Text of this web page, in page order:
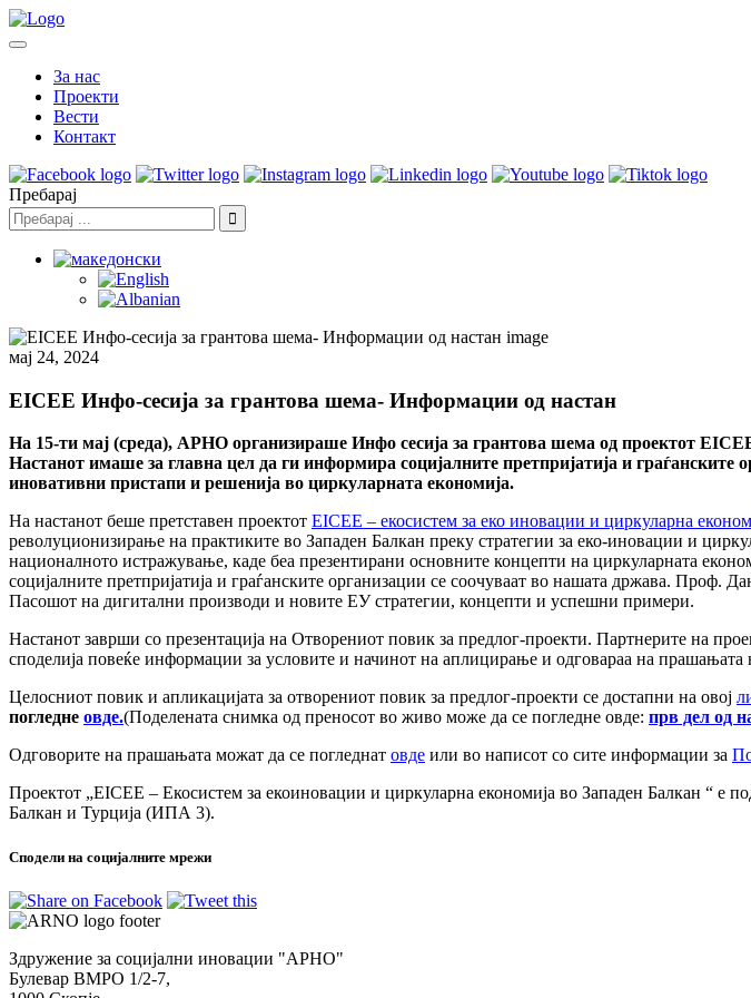
За нас
Проекти
Вести
Контакт
Пребарај
мај 24, 2024
EICEE Инфо-сесија за грантова шема- Информации од настан
На 15-ти мај (среда), АРНО oрганизираше Инфо сесија за грантова шема од проектот
Настанот имаше за главна цел да ги информира социјалните претпријатија и
иновативни пристапи и решенија во циркуларната економија.
На настанот беше претставен проектот EICEE – екосистем за еко иновации и циркуларна
револуционизирање на практиките во Западен Балкан преку стратегии за еко-иновации и
националното истражување, каде беа презентирани основните концепти на циркуларната
социјалните претпријатија и граѓанските организации се соочуваат во нашата држава. Проф.
Пасошот на дигитални производи и новите ЕУ стратегии, концепти и успешни примери.
Настанот заврши со презентација на Отворениот повик за предлог-проекти. Партнерите на
споделија повеќе информации за условите и начинот на аплицирање и одговараа на прашањата
Целосниот повик и апликацијата за отворениот повик за предлог-проекти се достапни на овој
погледне овде.(Поделената снимка од преносот во живо може да се погледне овде: прв дел од
Одговорите на прашањата можат да се погледнат овде или во написот со сите информации за
Проектот „EICEE – Екосистем за екоиновации и циркуларна економија во Западен Балкан “ е
Балкан и Турција (ИПА 3).
Сподели на социјалните мрежи
Здружение за социјални иновации "АРНО"
Булевар ВМРО 1/2-7,